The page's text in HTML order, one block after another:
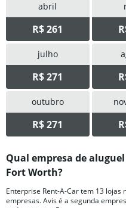
abril
R$ 261
julho
R$ 271
outubro
R$ 271
Qual empresa de
Fort Worth?
Enterprise Rent-A-Car tem 13 lojas
empresas. Avis é a segunda